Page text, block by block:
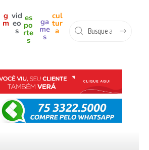
g
m
vid
eo
s
es
po
rte
s
ga
me
s
cul
tur
a